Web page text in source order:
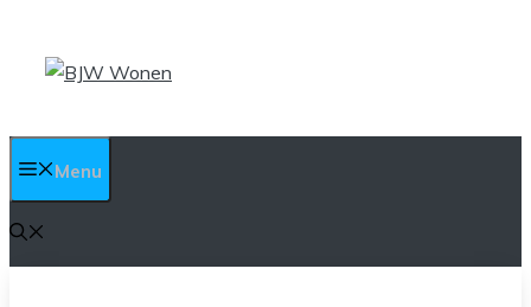
naar
Menu